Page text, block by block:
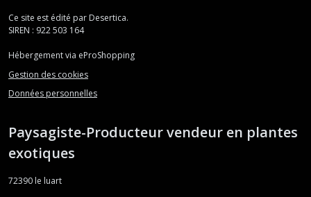
Ce site est édité par Desertica.
SIREN : 922 503 164
Hébergement via eProShopping
Gestion des cookies
Données personnelles
Paysagiste-Producteur vendeur en plantes
exotiques
72390 le luart